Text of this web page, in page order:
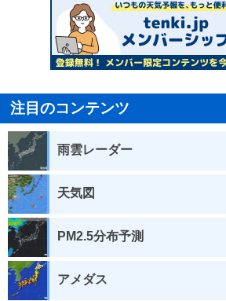
注目のコンテンツ
雨雲レーダー
天気図
PM2.5分布予測
アメダス